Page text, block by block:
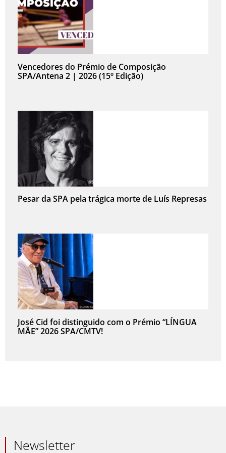
Vencedores do Prémio de Composição
SPA/Antena 2 | 2026 (15º Edição)
Pesar da SPA pela trágica morte de Luís Represas
José Cid foi distinguido com o Prémio “LÍNGUA
MÃE” 2026 SPA/CMTV!
Newsletter